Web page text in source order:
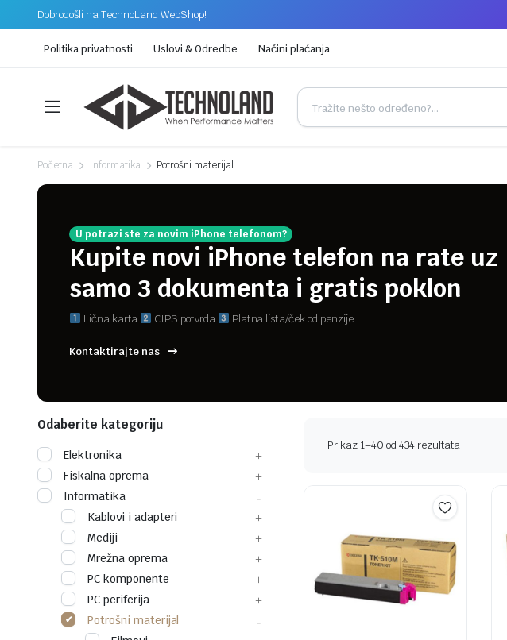
Dobrodošli na TechnoLand WebShop!
Politika privatnosti Uslovi & Odredbe Načini plaćanja
Početna Informatika Potrošni materijal
U potrazi ste za novim iPhone telefonom?
Kupite novi iPhone telefon na rate uz
samo 3 dokumenta i gratis poklon
Lična karta CIPS potvrda Platna lista/ček od penzije
Kontaktirajte nas
Prikaz 1–40 od 434 rezultata
Odaberite kategoriju
Elektronika
Fiskalna oprema
Informatika
Kablovi i adapteri
Mediji
Mrežna oprema
PC komponente
PC periferija
Potrošni materijal